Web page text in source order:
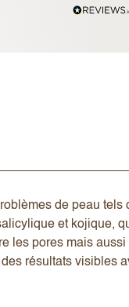
de peau
et kojique,
les pores mais
résultats visibles
pas publiée)